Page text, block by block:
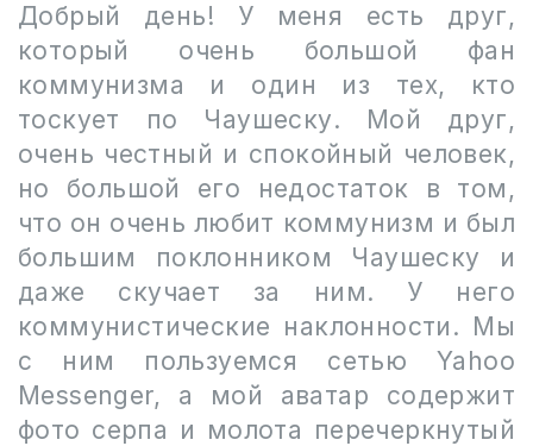
Добрый день! У меня есть друг,
который очень большой фан
коммунизма и один из тех, кто
тоскует по Чаушеску. Мой друг,
очень честный и спокойный человек,
но большой его недостаток в том,
что он очень любит коммунизм и был
большим поклонником Чаушеску и
даже скучает за ним. У него
коммунистические наклонности. Мы
с ним пользуемся сетью Yahoo
Messenger, а мой аватар содержит
фото серпа и молота перечеркнутый